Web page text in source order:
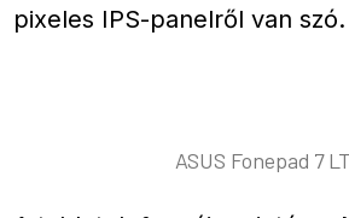
pixeles IPS-panelről van szó.
ASUS Fonepad 7